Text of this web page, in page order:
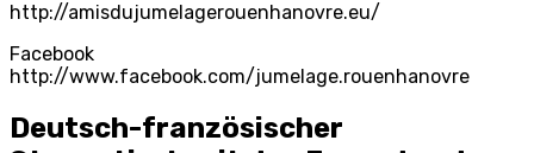
http://amisdujumelagerouenhanovre.eu/
Facebook
http://www.facebook.com/jumelage.rouenhanovre
Deutsch-französischer